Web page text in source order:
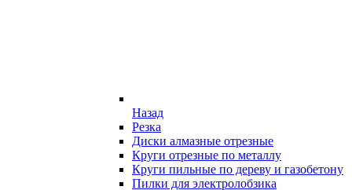
Назад
Резка
Диски алмазные отрезные
Круги отрезные по металлу
Круги пильные по дереву и газобетону
Пилки для электролобзика